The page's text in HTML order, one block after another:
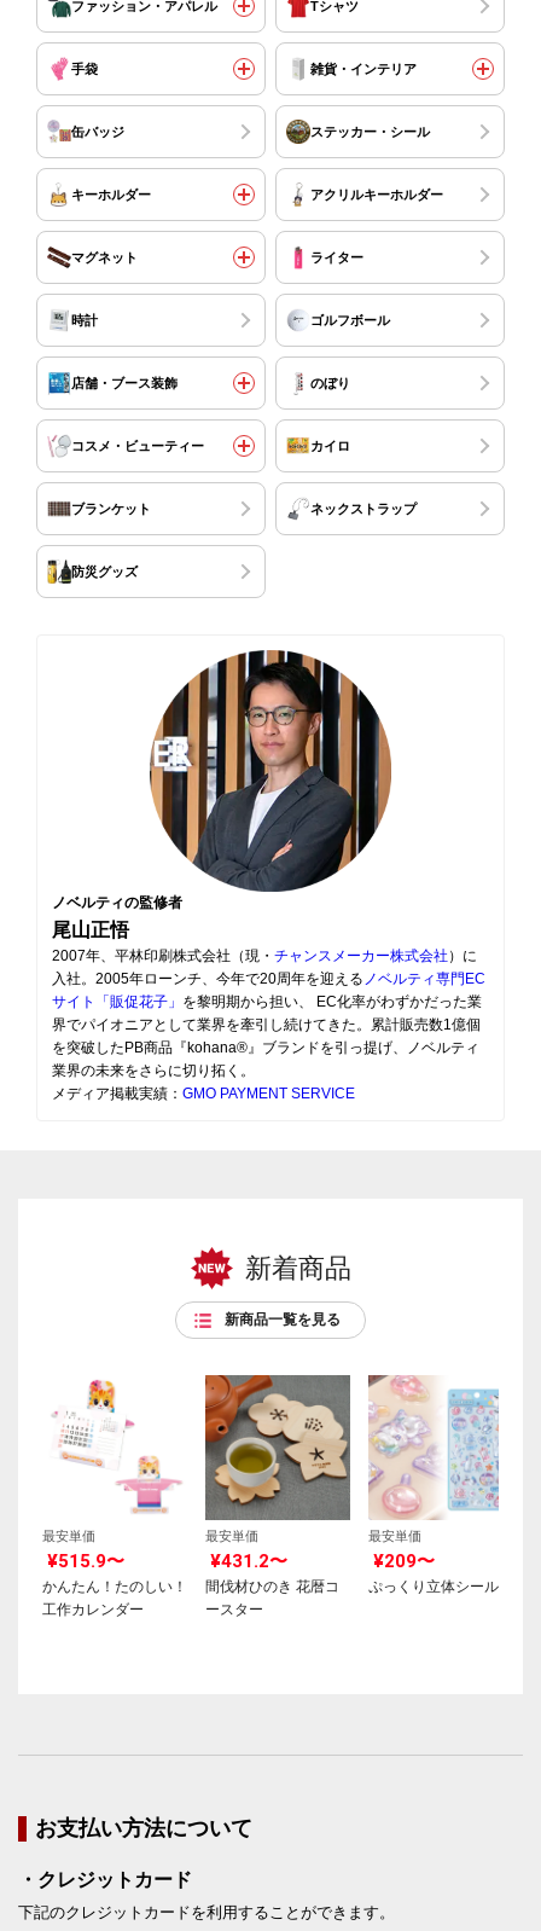
ファッション・アパレル Tシャツ
手袋 雑貨・インテリア
缶バッジ ステッカー・シール
キーホルダー アクリルキーホルダー
マグネット ライター
時計 ゴルフボール
店舗・ブース装飾 のぼり
コスメ・ビューティー カイロ
ブランケット ネックストラップ
防災グッズ
ノベルティの監修者
尾山正悟
2007年、平林印刷株式会社（現・ チャンスメーカー株式会社 ）に
入社。2005年ローンチ、今年で20周年を迎える ノベルティ専門EC
サイト「販促花子」 を黎明期から担い、 EC化率がわずかだった業
界でパイオニアとして業界を牽引し続けてきた。累計販売数1億個
を突破したPB商品『kohana®』ブランドを引っ提げ、ノベルティ
業界の未来をさらに切り拓く。
メディア掲載実績： GMO PAYMENT SERVICE
新着商品
新商品一覧を見る
最安単価
¥515.9〜
かんたん！たのしい！
工作カレンダー
最安単価
¥431.2〜
間伐材ひのき 花暦コ
ースター
最安単価
¥209〜
ぷっくり立体シール
お支払い方法について
・クレジットカード
下記のクレジットカードを利用することができます。